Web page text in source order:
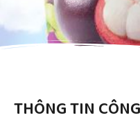
THÔNG TIN